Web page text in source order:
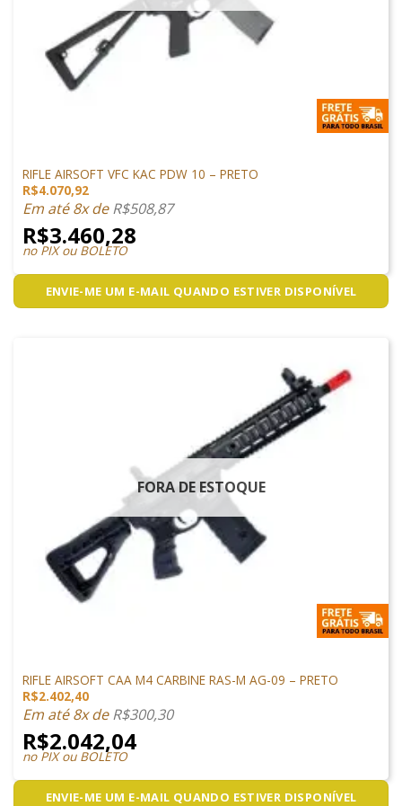
RIFLE AIRSOFT VFC KAC PDW 10 – PRETO
R$4.070,92
Em até 8x deR$508,87
R$3.460,28
no PIX ou BOLETO
ENVIE-ME UM E-MAIL QUANDO ESTIVER DISPONÍVEL
FORA DE ESTOQUE
RIFLE AIRSOFT CAA M4 CARBINE RAS-M AG-09 – PRETO
R$2.402,40
Em até 8x deR$300,30
R$2.042,04
no PIX ou BOLETO
ENVIE-ME UM E-MAIL QUANDO ESTIVER DISPONÍVEL